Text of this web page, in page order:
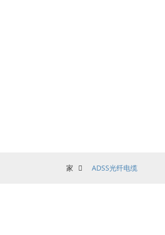
家 ADSS光纤电缆